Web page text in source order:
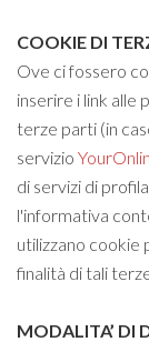
COOKIE DI
Ove ci fossero
inserire i link alle
terze parti (in
servizio
di servizi di
l'informativa
utilizzano cookie
finalità di tali
MODALITA’ DI